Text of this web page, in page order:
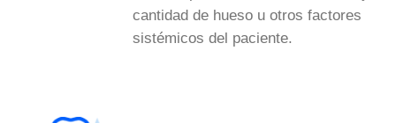
cantidad de hueso u otros factores
sistémicos del paciente.